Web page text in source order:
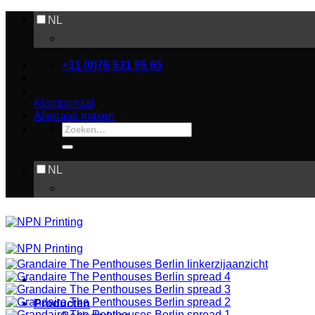
NL
+31 (0)76 531 95 65
Klantportaal
Afspraak maken
Zoeken
naar:
NL
Producten